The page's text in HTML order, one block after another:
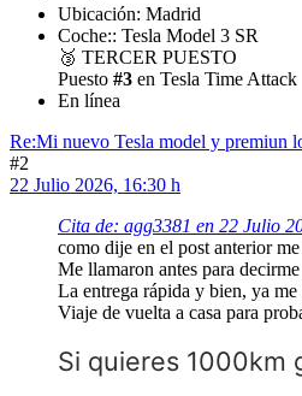
Ubicación: Madrid
Coche:: Tesla Model 3 SR
🥉 TERCER PUESTO
Puesto #3 en Tesla Time Attack
En línea
Re:Mi nuevo Tesla model y premiun
#2
22 Julio 2026, 16:30 h
Cita de: agg3381 en 22 Julio
como dije en el post anterior
Me llamaron antes para
La entrega rápida y bien, ya
Viaje de vuelta a casa para
Si quieres 1000km